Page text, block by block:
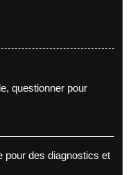
questionner pour
pour des diagnostics et